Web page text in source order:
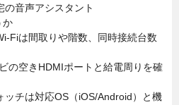
の音声アシスタント
か
Fiは間取りや階数、同時接続台数
の空きHDMIポートと給電周りを確
ッチは対応OS（iOS/Android）と機